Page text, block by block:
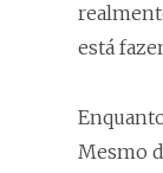
está
Mesmo